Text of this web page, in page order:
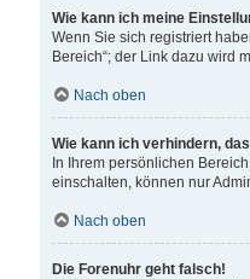
Wie kann ich meine
Wenn Sie sich registriert
Bereich“; der Link dazu wird
Nach oben
Wie kann ich verhindern,
In Ihrem persönlichen
einschalten, können nur
Nach oben
Die Forenuhr geht falsch!